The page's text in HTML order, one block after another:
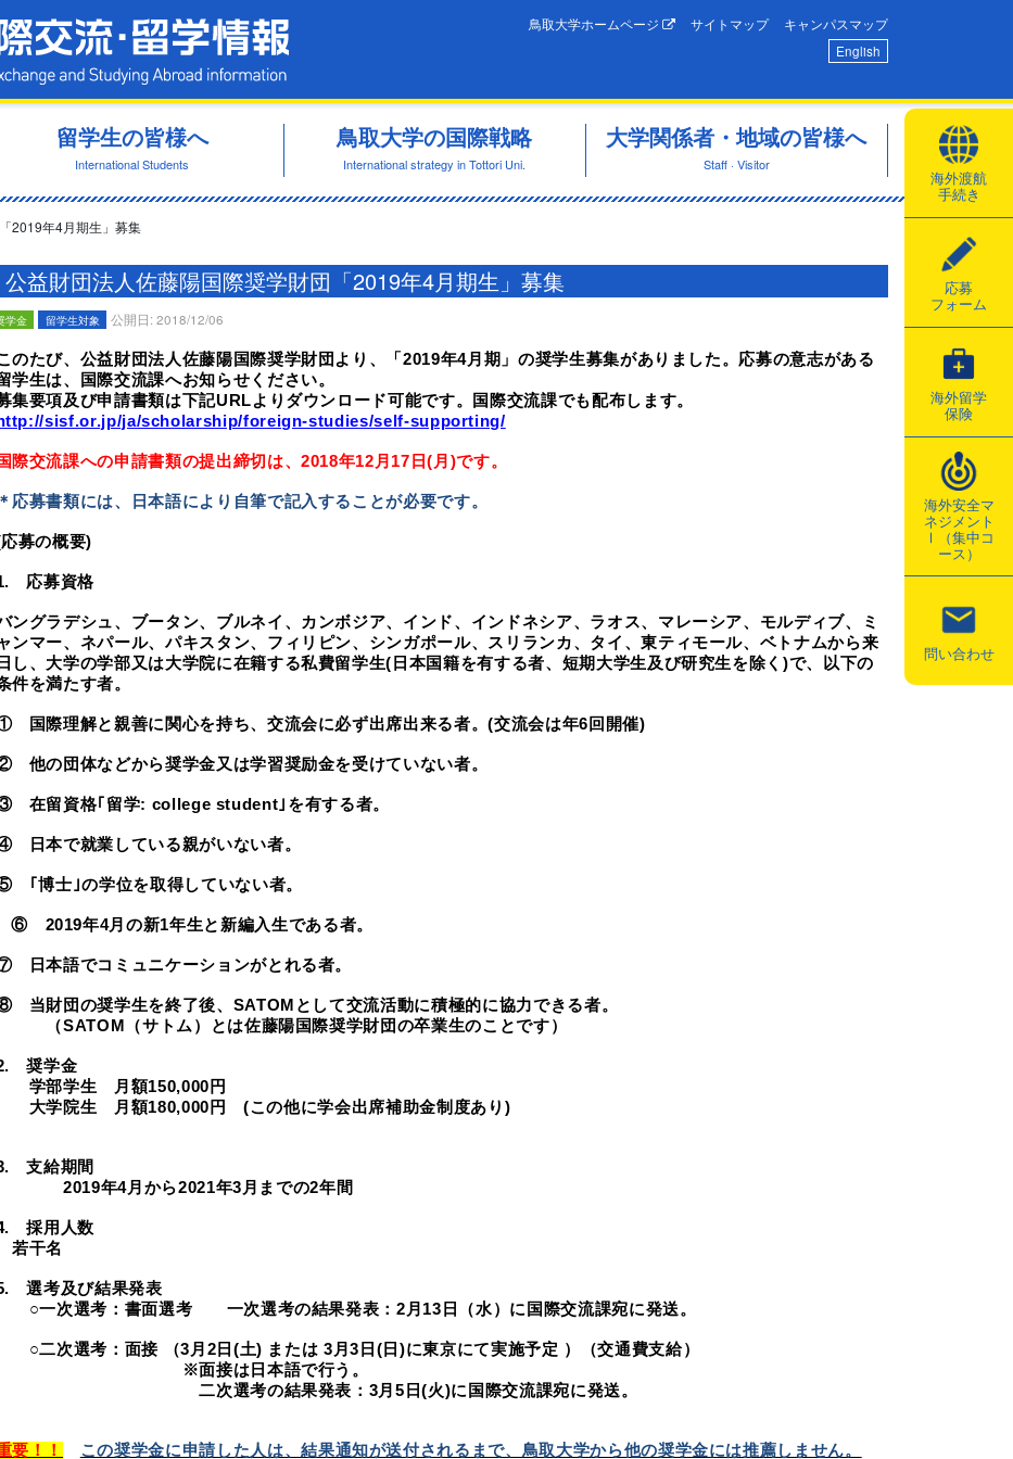
鳥取大学ホームページ サイトマップ
キャンパスマップ
English
海外渡航
手続き
応募
フォーム
海外留学
保険
海外安全マ
ネジメント
Ⅰ（集中コ
ース）
問い合わせ
留学生の皆様へ
International Students
鳥取大学の国際戦略
International strategy in Tottori Uni.
大学関係者・地域の皆様へ
Staff · Visitor
2019年4月期生」募集
公益財団法人佐藤陽国際奨学財団「2019年4月期生」募集
学金 留学生対象 公開日: 2018/12/06
のたび、公益財団法人佐藤陽国際奨学財団より、「2019年4月期」の奨学生募集がありました。応募の意志がある
学生は、国際交流課へお知らせください。
集要項及び申請書類は下記URLよりダウンロード可能です。国際交流課でも配布します。
http://sisf.or.jp/ja/scholarship/foreign-studies/self-supporting/
際交流課への申請書類の提出締切は、2018年12月17日(月)です。
＊応募書類には、日本語により自筆で記入することが必要です。
応募の概要)
応募資格
ングラデシュ、ブータン、ブルネイ、カンボジア、インド、インドネシア、ラオス、マレーシア、モルディブ、ミ
ンマー、ネパール、パキスタン、フィリピン、シンガポール、スリランカ、タイ、東ティモール、ベトナムから来
日し、大学の学部又は大学院に在籍する私費留学生(日本国籍を有する者、短期大学生及び研究生を除く)で、以下の
件を満たす者。
国際理解と親善に関心を持ち、交流会に必ず出席出来る者。(交流会は年6回開催)
他の団体などから奨学金又は学習奨励金を受けていない者。
在留資格｢留学: college student｣を有する者。
日本で就業している親がいない者。
｢博士｣の学位を取得していない者。
⑥ 2019年4月の新1年生と新編入生である者。
日本語でコミュニケーションがとれる者。
当財団の奨学生を終了後、SATOMとして交流活動に積極的に協力できる者。
（SATOM（サトム）とは佐藤陽国際奨学財団の卒業生のことです）
奨学金
学部学生 月額150,000円
大学院生 月額180,000円 (この他に学会出席補助金制度あり)
支給期間
2019年4月から2021年3月までの2年間
採用人数
若干名
選考及び結果発表
○一次選考：書面選考 一次選考の結果発表：2月13日（水）に国際交流課宛に発送。
○二次選考：面接 （3月2日(土) または 3月3日(日)に東京にて実施予定 ）（交通費支給）
※面接は日本語で行う。
二次選考の結果発表：3月5日(火)に国際交流課宛に発送。
要！！ この奨学金に申請した人は、結果通知が送付されるまで、鳥取大学から他の奨学金には推薦しません。